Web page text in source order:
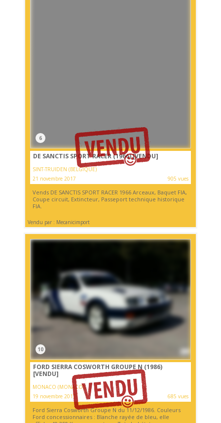
6
DE SANCTIS SPORT RACER (1966)[VENDU]
SINT-TRUIDEN (BELGIQUE)
21 novembre 2017
905 vues
Vends DE SANCTIS SPORT RACER 1966 Arceaux, Baquet FIA,
Coupe circuit, Extincteur, Passeport technique historique
FIA.
Vendu par : Mecanicimport
10
FORD SIERRA COSWORTH GROUPE N (1986)
[VENDU]
MONACO (MONACO)
19 novembre 2017
685 vues
Ford Sierra Cosworth Groupe N du 11/12/1986. Couleurs
Ford concessionnaires : Blanche rayée de bleu, elle